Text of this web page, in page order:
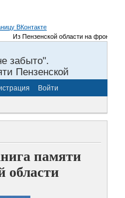
Из Пензенской области на фронты
забыто".
Пензенской
Войти
памяти
области